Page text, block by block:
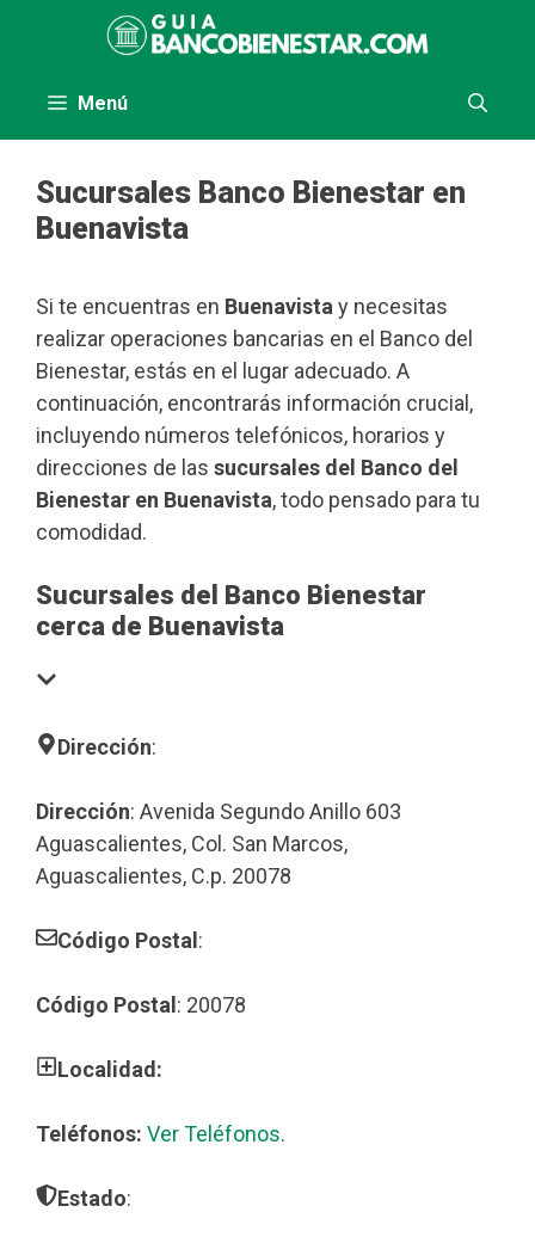
Menú
Sucursales Banco Bienestar en
Buenavista
Si te encuentras en Buenavista y necesitas
realizar operaciones bancarias en el Banco del
Bienestar, estás en el lugar adecuado. A
continuación, encontrarás información crucial,
incluyendo números telefónicos, horarios y
direcciones de las sucursales del Banco del
Bienestar en Buenavista, todo pensado para tu
comodidad.
Sucursales del Banco Bienestar
cerca de Buenavista
Dirección:
Dirección: Avenida Segundo Anillo 603
Aguascalientes, Col. San Marcos,
Aguascalientes, C.p. 20078
Código Postal :
Código Postal : 20078
Localidad:
Teléfonos: Ver Teléfonos.
Estado: